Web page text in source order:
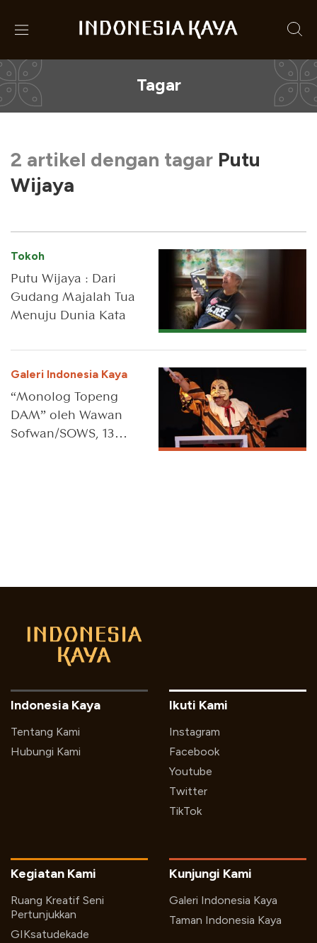
Tagar
2 artikel dengan tagar Putu
Wijaya
Tokoh
Putu Wijaya : Dari
Gudang Majalah Tua
Menuju Dunia Kata
Galeri Indonesia Kaya
“Monolog Topeng
DAM” oleh Wawan
Sofwan/SOWS, 13
Indonesia Kaya
Tentang Kami
Hubungi Kami
Ikuti Kami
Instagram
Facebook
Youtube
Twitter
TikTok
Kegiatan Kami
Ruang Kreatif Seni
Pertunjukkan
GIKsatudekade
Kunjungi Kami
Galeri Indonesia Kaya
Taman Indonesia Kaya